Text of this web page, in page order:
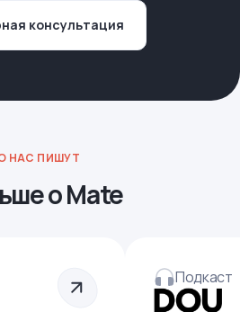
консультация
НАС ПИШУТ
о Mate
Подкаст